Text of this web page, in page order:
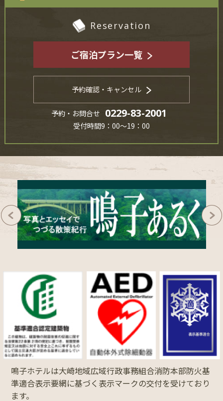
Reservation
ご宿泊プラン一覧
予約確認・キャンセル
予約・お問合せ 0229-83-2001
受付時間9：00～19：00
鳴子ホテルは大崎地域広域行政事務組合消防本部防火基
準適合表示要網に基づく表示マークの交付を受けており
ます。